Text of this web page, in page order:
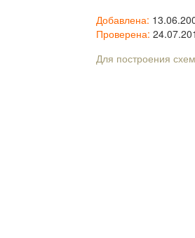
Добавлена:
Проверена:
Для построения